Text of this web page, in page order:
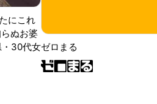
にこれ
ぬお婆
・30代女ゼロまる